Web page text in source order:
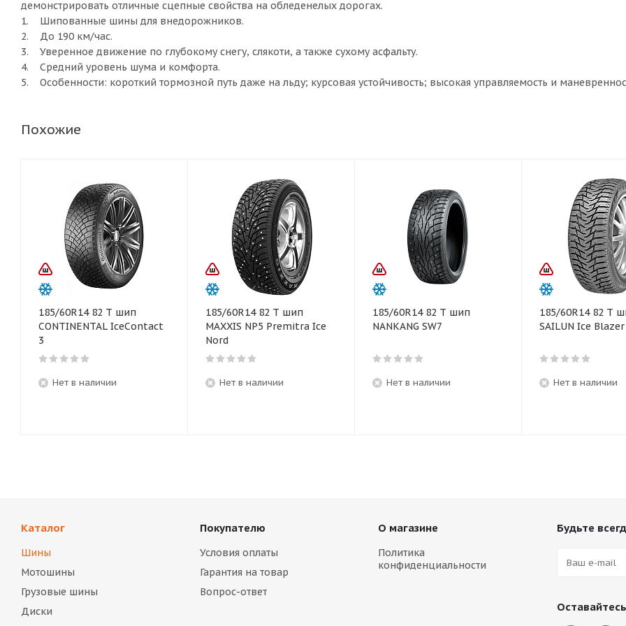
демонстрировать отличные сцепные свойства на обледенелых дорогах.
1. Шипованные шины для внедорожников.
2. До 190 км/час.
3. Уверенное движение по глубокому снегу, слякоти, а также сухому асфальту.
4. Средний уровень шума и комфорта.
5. Особенности: короткий тормозной путь даже на льду; курсовая устойчивость; высокая управляемость и
Похожие
185/60R14 82 T шип
CONTINENTAL IceContact
3
Нет в наличии
185/60R14 82 T шип
MAXXIS NP5 Premitra Ice
Nord
Нет в наличии
185/60R14 82 T шип
NANKANG SW7
Нет в наличии
185/60R14 82 T
SAILUN Ice Blazer
Нет в наличии
Каталог
Шины
Мотошины
Грузовые шины
Диски
Покупателю
Условия оплаты
Гарантия на товар
Вопрос-ответ
О магазине
Политика
конфиденциальности
Будьте